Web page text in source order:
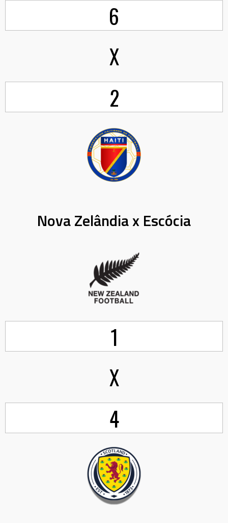
6
X
2
Nova Zelândia x Escócia
1
X
4